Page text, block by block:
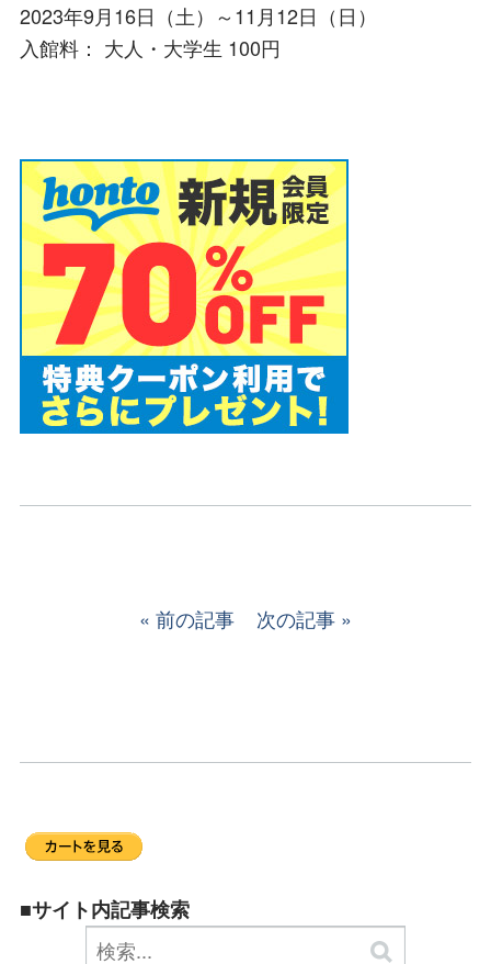
2023年9月16日（土）～11月12日（日）
入館料： 大人・大学生 100円
前の記事 次の記事
■サイト内記事検索